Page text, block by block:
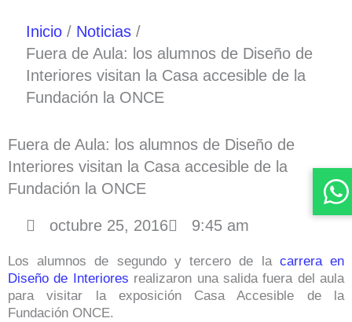
Inicio
Noticias
Fuera de Aula: los alumnos de Diseño de
Interiores visitan la Casa accesible de la
Fundación la ONCE
Fuera de Aula: los alumnos de Diseño de
Interiores visitan la Casa accesible de la
Fundación la ONCE
octubre 25, 2016 9:45 am
Los alumnos de segundo y tercero de la carrera en
Diseño de Interiores realizaron una salida fuera del aula
para visitar la exposición Casa Accesible de la
Fundación ONCE.